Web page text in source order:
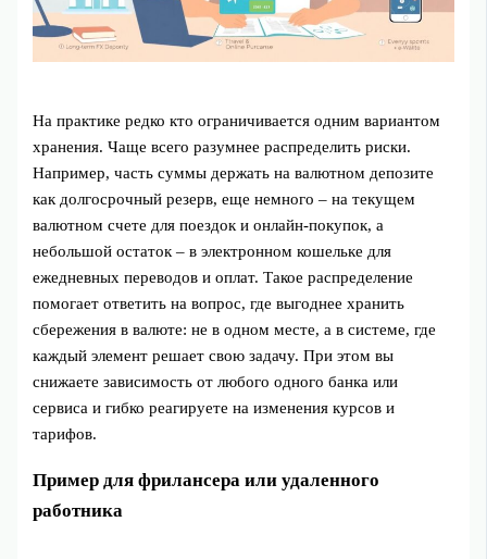
На практике редко кто ограничивается одним вариантом
хранения. Чаще всего разумнее распределить риски.
Например, часть суммы держать на валютном депозите
как долгосрочный резерв, еще немного – на текущем
валютном счете для поездок и онлайн‑покупок, а
небольшой остаток – в электронном кошельке для
ежедневных переводов и оплат. Такое распределение
помогает ответить на вопрос, где выгоднее хранить
сбережения в валюте: не в одном месте, а в системе, где
каждый элемент решает свою задачу. При этом вы
снижаете зависимость от любого одного банка или
сервиса и гибко реагируете на изменения курсов и
тарифов.
Пример для фрилансера или удаленного
работника